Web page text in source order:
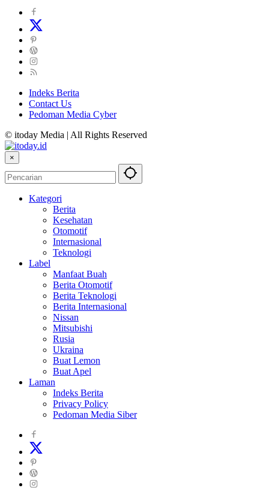
Indeks Berita
Contact Us
Pedoman Media Cyber
© itoday Media | All Rights Reserved
×
Kategori
Berita
Kesehatan
Otomotif
Internasional
Teknologi
Label
Manfaat Buah
Berita Otomotif
Berita Teknologi
Berita Internasional
Nissan
Mitsubishi
Rusia
Ukraina
Buat Lemon
Buat Apel
Laman
Indeks Berita
Privacy Policy
Pedoman Media Siber